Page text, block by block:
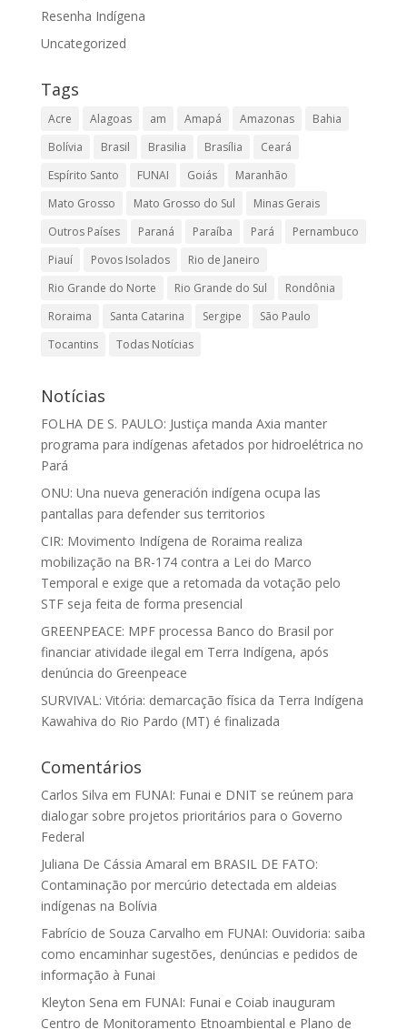
Resenha Indígena
Uncategorized
Tags
Acre Alagoas am Amapá Amazonas
Bahia
Bolívia
Brasil Brasilia Brasília
Ceará
Espírito Santo
FUNAI Goiás
Maranhão
Mato Grosso
Mato Grosso do Sul
Minas Gerais
Outros Países
Paraná Paraíba Pará
Pernambuco
Piauí
Povos Isolados
Rio de Janeiro
Rio Grande do Norte
Rio Grande do Sul
Rondônia
Roraima
Santa Catarina Sergipe
São Paulo
Tocantins
Todas Notícias
Notícias
FOLHA DE S. PAULO: Justiça manda Axia manter
programa para indígenas afetados por hidroelétrica no
Pará
ONU: Una nueva generación indígena ocupa las
pantallas para defender sus territorios
CIR: Movimento Indígena de Roraima realiza
mobilização na BR-174 contra a Lei do Marco
Temporal e exige que a retomada da votação pelo
STF seja feita de forma presencial
GREENPEACE: MPF processa Banco do Brasil por
financiar atividade ilegal em Terra Indígena, após
denúncia do Greenpeace
SURVIVAL: Vitória: demarcação física da Terra Indígena
Kawahiva do Rio Pardo (MT) é finalizada
Comentários
Carlos Silva em FUNAI: Funai e DNIT se reúnem para
dialogar sobre projetos prioritários para o Governo
Federal
Juliana De Cássia Amaral em BRASIL DE FATO:
Contaminação por mercúrio detectada em aldeias
indígenas na Bolívia
Fabrício de Souza Carvalho em FUNAI: Ouvidoria: saiba
como encaminhar sugestões, denúncias e pedidos de
informação à Funai
Kleyton Sena em FUNAI: Funai e Coiab inauguram
Centro de Monitoramento Etnoambiental e Plano de